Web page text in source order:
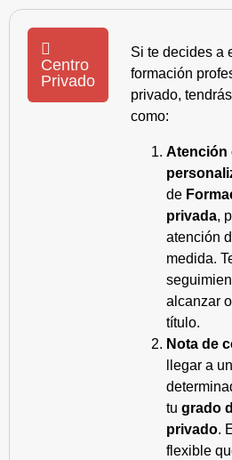
Centro
Privado
Si te decides a
formación
privado,
como:
Atención
de
privada,
atención
medida.
alcanzar
título.
Nota de
llegar a
tu grado
privado.
flexible